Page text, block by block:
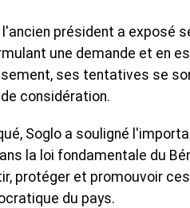
l'ancien président a exposé
une demande et en
ses tentatives se
considération.
Soglo a souligné
la loi fondamentale du
protéger et promouvoir
du pays.